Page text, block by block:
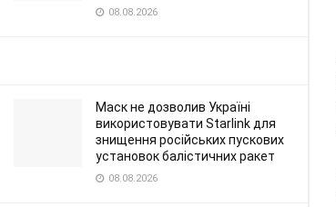
08.08.2026
Маск не дозволив Україні
використовувати Starlink для
знищення російських пускових
установок балістичних ракет
08.08.2026